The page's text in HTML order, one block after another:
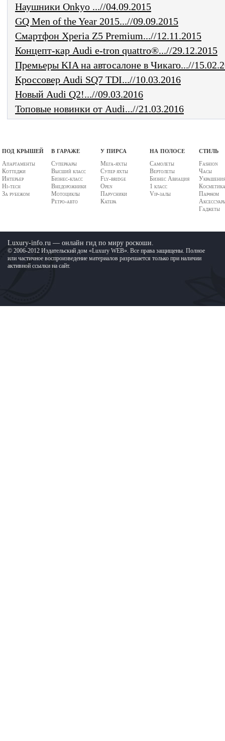
Наушники Onkyo ...//04.09.2015
GQ Men of the Year 2015...//09.09.2015
Смартфон Xperia Z5 Premium...//12.11.2015
Концепт-кар Audi e-tron quattro®...//29.12.2015
Премьеры KIA на автосалоне в Чикаго...//
Кроссовер Audi SQ7 TDI...//10.03.2016
Новый Audi Q2!...//09.03.2016
Топовые новинки от Audi...//21.03.2016
под крышей
Апартаменты
Коттеджи
Интерьер
Hi-tech
За рубежом
в гараже
Суперкары
Высший класс
Бизнес-класс
Внедорожники
Мотоциклы
Ретро-авто
у пирса
Мега-яхты
Супер яхты
Fly-bridge
Open
Парусники
Катера
на полосе
Самолеты
Вертолеты
Бизнес Авиация
1 класс
Vip-залы
стиль
Fashion
Часы
Парфюм
Гаджеты
Luxury-info.ru — онлайн гид по миру роскоши.
© 2006-2012 Издательский дом «Luxury WEB». Все права защищены. Полное
или частичное воспроизведение материалов разрешается только при наличии
активной ссылки на сайт.